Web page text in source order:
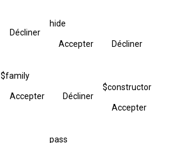
Décliner
hide
Accepter Décliner
$family
Accepter Décliner
$constructor
Accepter
pass